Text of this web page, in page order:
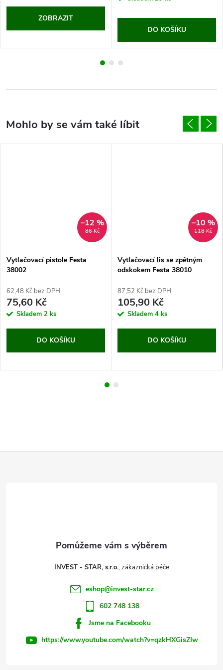
ZOBRAZIT
DO KOŠÍKU
86 Kč
–12 %
Vytlačovací pistole Festa
38002
62,48 Kč bez DPH
75,60 Kč
Skladem 2 ks
DO KOŠÍKU
118 Kč
–10 %
Vytlačovací lis se zpětným
odskokem Festa 38010
87,52 Kč bez DPH
105,90 Kč
Skladem 4 ks
DO KOŠÍKU
INVEST - STAR, s.r.o.
eshop@invest-star.cz
602 748 138
Jsme na Facebooku
https://www.youtube.com/watch?v=qzkHXGisZIw